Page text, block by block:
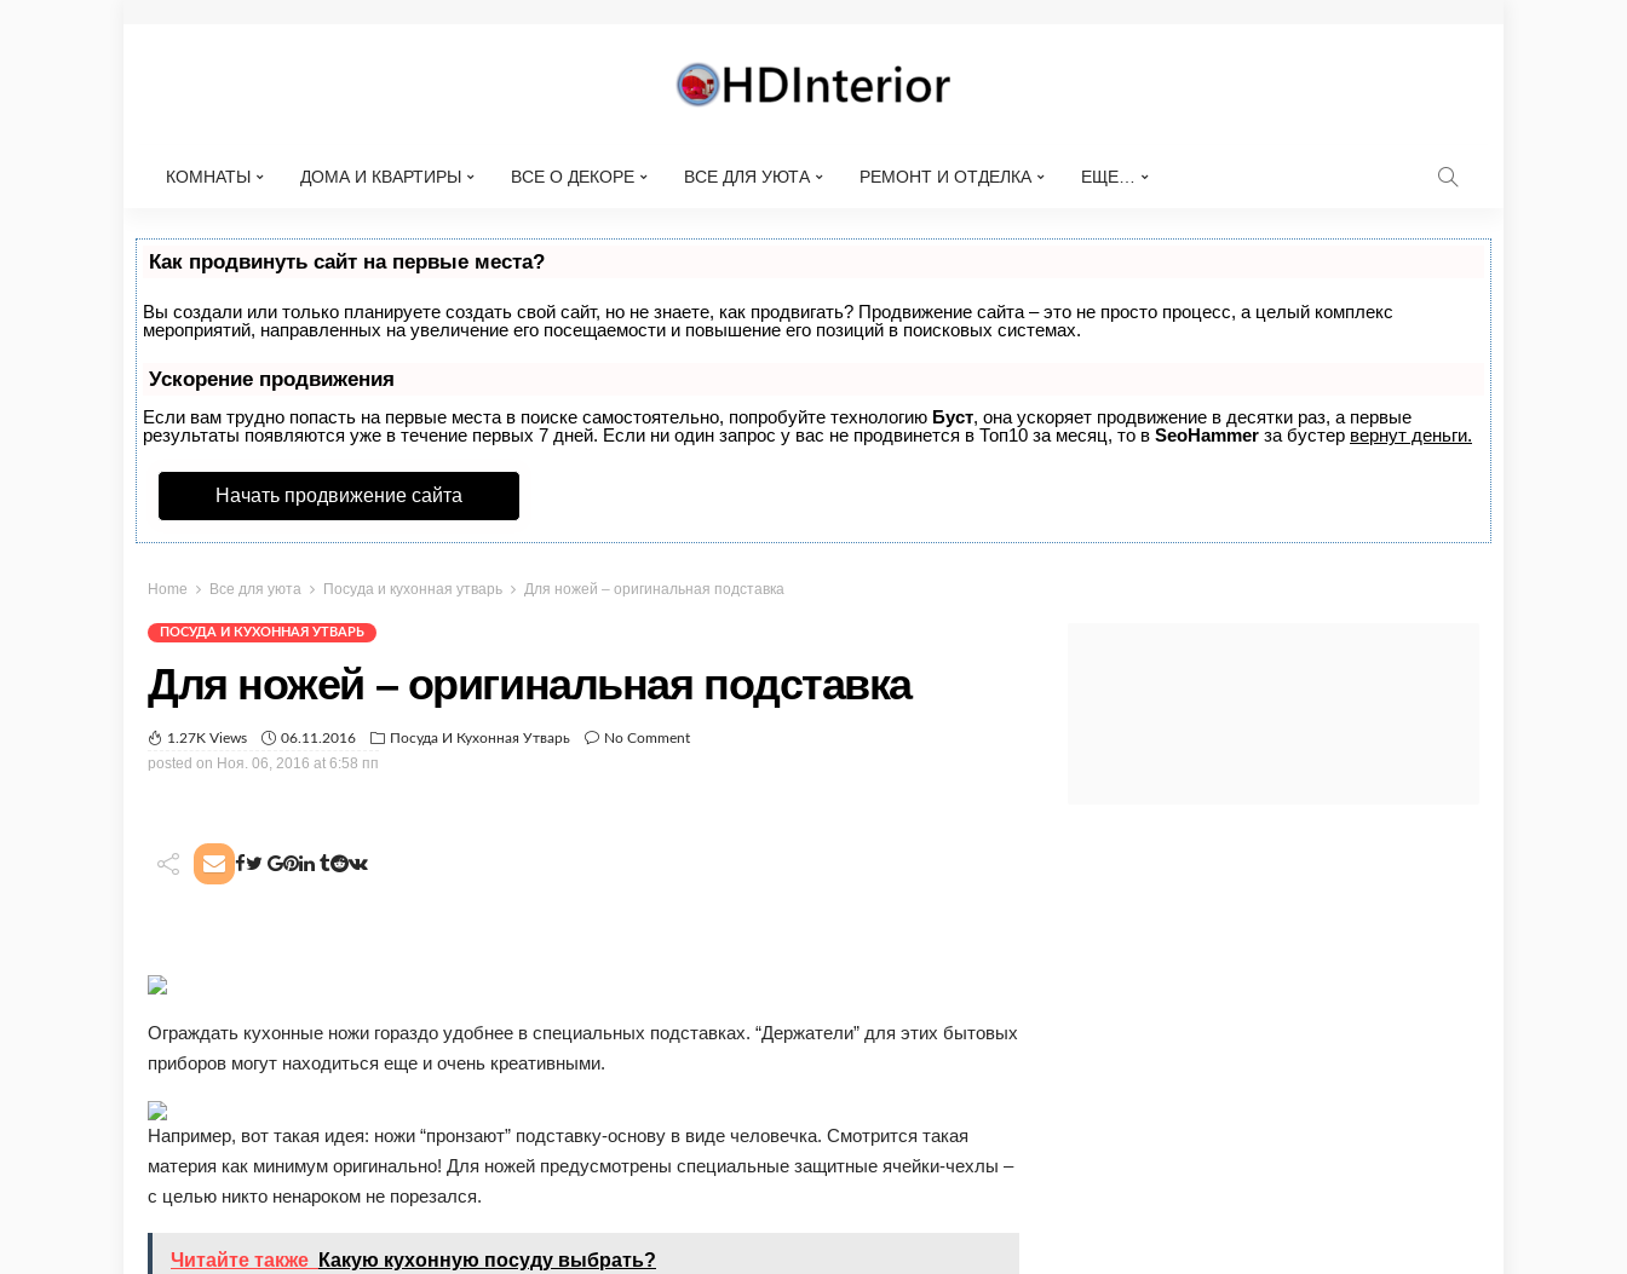
КОМНАТЫ ДОМА И КВАРТИРЫ ВСЕ О ДЕКОРЕ ВСЕ ДЛЯ УЮТА РЕМОНТ И ОТДЕЛКА ЕЩЕ…
Как продвинуть сайт на первые места?
Вы создали или только планируете создать свой сайт, но не знаете, как продвигать? Продвижение сайта – это не просто процесс, а целый комплекс
мероприятий, направленных на увеличение его посещаемости и повышение его позиций в поисковых системах.
Ускорение продвижения
Если вам трудно попасть на первые места в поиске самостоятельно, попробуйте технологию Буст, она ускоряет продвижение в десятки раз, а первые
результаты появляются уже в течение первых 7 дней. Если ни один запрос у вас не продвинется в Топ10 за месяц, то в SeoHammer за бустер вернут деньги.
Начать продвижение сайта
Home Все для уюта Посуда и кухонная утварь Для ножей – оригинальная подставка
ПОСУДА И КУХОННАЯ УТВАРЬ
Для ножей – оригинальная подставка
1.27K Views 06.11.2016 Посуда И Кухонная Утварь No Comment
posted on Ноя. 06, 2016 at 6:58 пп
Ограждать кухонные ножи гораздо удобнее в специальных подставках. “Держатели” для этих бытовых
приборов могут находиться еще и очень креативными.
Например, вот такая идея: ножи “пронзают” подставку-основу в виде человечка. Смотрится такая
материя как минимум оригинально! Для ножей предусмотрены специальные защитные ячейки-чехлы –
с целью никто ненароком не порезался.
Читайте также Какую кухонную посуду выбрать?